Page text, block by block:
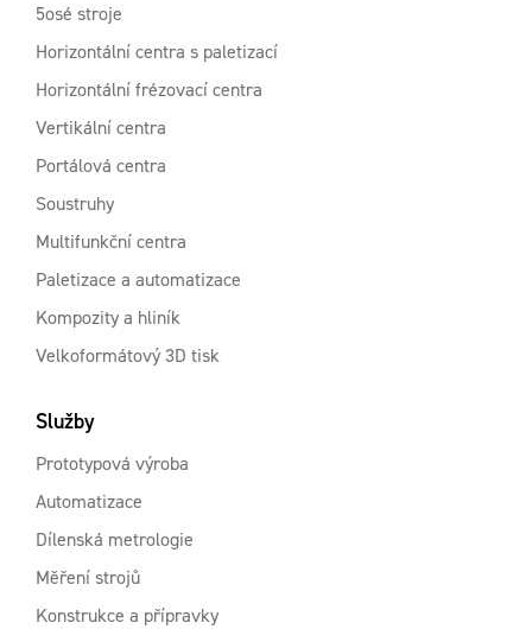
5osé stroje
Horizontální centra s paletizací
Horizontální frézovací centra
Vertikální centra
Portálová centra
Soustruhy
Multifunkční centra
Paletizace a automatizace
Kompozity a hliník
Velkoformátový 3D tisk
Služby
Prototypová výroba
Automatizace
Dílenská metrologie
Měření strojů
Konstrukce a přípravky